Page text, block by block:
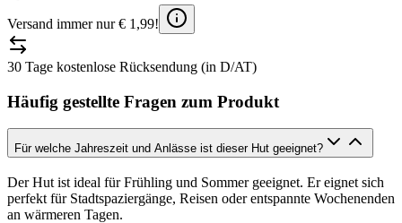
Versand immer nur € 1,99!
30 Tage kostenlose Rücksendung (in D/AT)
Häufig gestellte Fragen zum Produkt
Für welche Jahreszeit und Anlässe ist dieser Hut geeignet?
Der Hut ist ideal für Frühling und Sommer geeignet. Er eignet sich
perfekt für Stadtspaziergänge, Reisen oder entspannte Wochenenden
an wärmeren Tagen.